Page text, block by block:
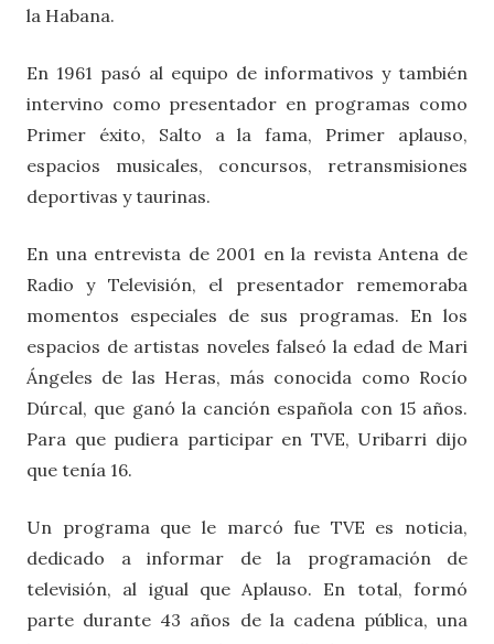
la Habana.
En 1961 pasó al equipo de informativos y también
intervino como presentador en programas como
Primer éxito, Salto a la fama, Primer aplauso,
espacios musicales, concursos, retransmisiones
deportivas y taurinas.
En una entrevista de 2001 en la revista Antena de
Radio y Televisión, el presentador rememoraba
momentos especiales de sus programas. En los
espacios de artistas noveles falseó la edad de Mari
Ángeles de las Heras, más conocida como Rocío
Dúrcal, que ganó la canción española con 15 años.
Para que pudiera participar en TVE, Uribarri dijo
que tenía 16.
Un programa que le marcó fue TVE es noticia,
dedicado a informar de la programación de
televisión, al igual que Aplauso. En total, formó
parte durante 43 años de la cadena pública, una